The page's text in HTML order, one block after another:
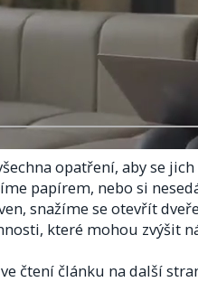
opatření, aby se
papírem, nebo si
snažíme se otevřít
které mohou zvýšit
čtení článku na další